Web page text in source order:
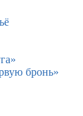
бронь»